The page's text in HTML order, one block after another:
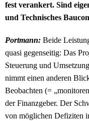
fest verankert. Sind
und Technisches
Portmann: Beide
quasi gegenseitig: Das
Steuerung und
nimmt einen anderen
Beobachten (=
der Finanzgeber. Der
von möglichen Defiziten